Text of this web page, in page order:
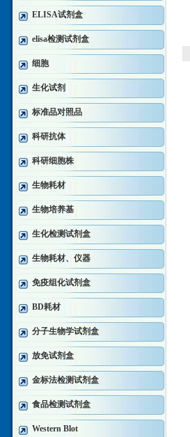
ELISA试剂盒
elisa检测试剂盒
细胞
生化试剂
标准品对照品
科研抗体
科研细胞株
生物耗材
生物培养基
生化检测试剂盒
生物耗材、仪器
免疫组化试剂盒
BD耗材
分子生物学试剂盒
放免试剂盒
金标法检测试剂盒
食品检测试剂盒
Western Blot